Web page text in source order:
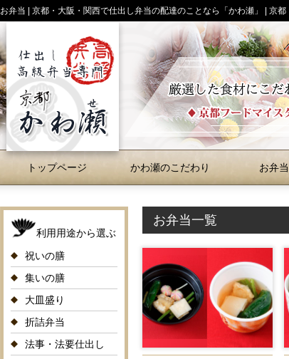
お弁当 | 京都・大阪・関西で仕出し弁当の配達のことなら「かわ瀬」 | 京
トップページ かわ瀬のこだわり お弁
利用用途から選ぶ
祝いの膳
集いの膳
大皿盛り
折詰弁当
法事・法要仕出し
お弁当一覧